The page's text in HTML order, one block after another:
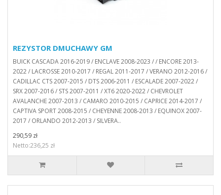
REZYSTOR DMUCHAWY GM
BUICK CASCADA 2016-2019 / ENCLAVE 2008-2023 / / ENCORE 2013-
2022 / LACROSSE 2010-2017 / REGAL 2011-2017 / VERANO 2012-2016 /
CADILLAC CTS 2007-2015 / DTS 2006-2011 / ESCALADE 2007-2022 /
SRX 2007-2016 / STS 2007-2011 / XT6 2020-2022 / CHEVROLET
AVALANCHE 2007-2013 / CAMARO 2010-2015 / CAPRICE 2014-2017 /
CAPTIVA SPORT 2008-2015 / CHEYENNE 2008-2013 / EQUINOX 2007-
2017 / ORLANDO 2012-2013 / SILVERA..
290,59 zł
Netto:236,25 zł